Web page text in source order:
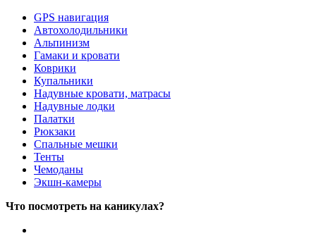
GPS навигация
Автохолодильники
Альпинизм
Гамаки и кровати
Коврики
Купальники
Надувные кровати, матрасы
Надувные лодки
Палатки
Рюкзаки
Спальные мешки
Тенты
Чемоданы
Экшн-камеры
Что посмотреть на каникулах?